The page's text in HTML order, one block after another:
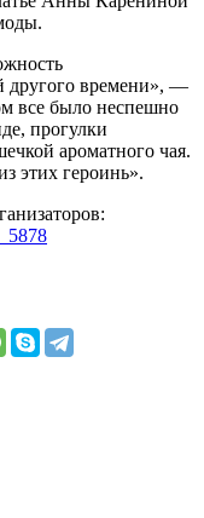
другого времени», —
все было неспешно
прогулки
ароматного чая.
этих героинь».